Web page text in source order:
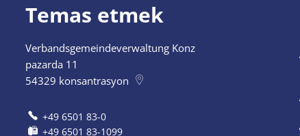
Temas etmek
Verbandsgemeindeverwaltung Konz
pazarda 11
54329 konsantrasyon
+49 6501 83-0
+49 6501 83-1099